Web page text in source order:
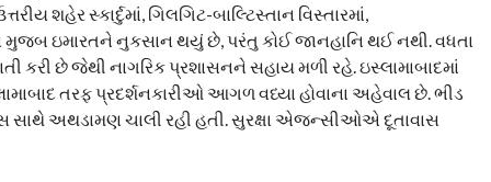
શહેર સ્કાર્દુમાં, ગિલગિટ-બાલ્ટિસ્તાન વિસ્તારમાં,
મુજબ ઇમારતને નુકસાન થયું છે, પરંતુ કોઈ જાનહાનિ થઈ નથી. વધતા
કરી છે જેથી નાગરિક પ્રશાસનને સહાય મળી રહે. ઇસ્લામાબાદમાં
તરફ પ્રદર્શનકારીઓ આગળ વધ્યા હોવાના અહેવાલ છે. ભીડ
સાથે અથડામણ ચાલી રહી હતી. સુરક્ષા એજન્સીઓએ દૂતાવાસ